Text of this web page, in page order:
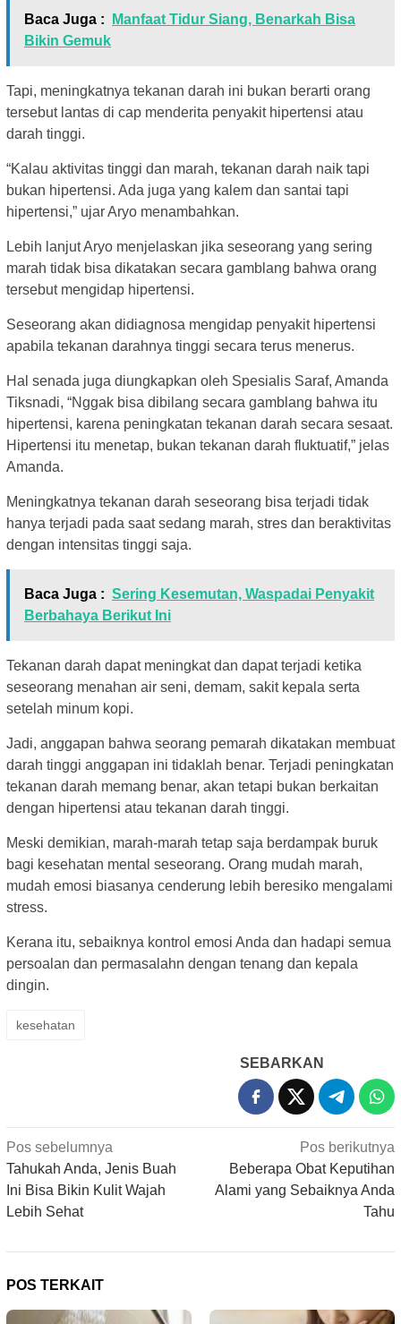
Baca Juga :
Manfaat Tidur Siang, Benarkah Bisa
Bikin Gemuk
Tapi, meningkatnya tekanan darah ini bukan berarti orang
tersebut lantas di cap menderita penyakit hipertensi atau
darah tinggi.
“Kalau aktivitas tinggi dan marah, tekanan darah naik tapi
bukan hipertensi. Ada juga yang kalem dan santai tapi
hipertensi,” ujar Aryo menambahkan.
Lebih lanjut Aryo menjelaskan jika seseorang yang sering
marah tidak bisa dikatakan secara gamblang bahwa orang
tersebut mengidap hipertensi.
Seseorang akan didiagnosa mengidap penyakit hipertensi
apabila tekanan darahnya tinggi secara terus menerus.
Hal senada juga diungkapkan oleh Spesialis Saraf, Amanda
Tiksnadi, “Nggak bisa dibilang secara gamblang bahwa itu
hipertensi, karena peningkatan tekanan darah secara sesaat.
Hipertensi itu menetap, bukan tekanan darah fluktuatif,” jelas
Amanda.
Meningkatnya tekanan darah seseorang bisa terjadi tidak
hanya terjadi pada saat sedang marah, stres dan beraktivitas
dengan intensitas tinggi saja.
Baca Juga : Sering Kesemutan, Waspadai Penyakit
Berbahaya Berikut Ini
Tekanan darah dapat meningkat dan dapat terjadi ketika
seseorang menahan air seni, demam, sakit kepala serta
setelah minum kopi.
Jadi, anggapan bahwa seorang pemarah dikatakan membuat
darah tinggi anggapan ini tidaklah benar. Terjadi peningkatan
tekanan darah memang benar, akan tetapi bukan berkaitan
dengan hipertensi atau tekanan darah tinggi.
Meski demikian, marah-marah tetap saja berdampak buruk
bagi kesehatan mental seseorang. Orang mudah marah,
mudah emosi biasanya cenderung lebih beresiko mengalami
stress.
Kerana itu, sebaiknya kontrol emosi Anda dan hadapi semua
persoalan dan permasalahn dengan tenang dan kepala
dingin.
kesehatan
SEBARKAN
Navigasi
pos
Pos sebelumnya
Tahukah Anda, Jenis Buah
Ini Bisa Bikin Kulit Wajah
Lebih Sehat
Pos berikutnya
Beberapa Obat Keputihan
Alami yang Sebaiknya Anda
Tahu
POS TERKAIT